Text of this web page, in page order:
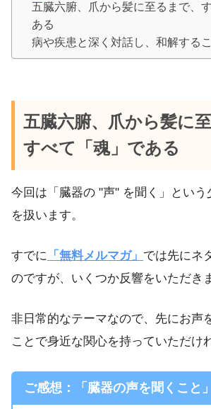
五臓六腑、爪から髪に至るまで、
ある
病や疾患と深く対話し、和解する
五臓六腑、爪から髪に至
すべて「魂」である
今回は「臓器の "声" を聞く」という
を扱います。
すでに 「無料メルマガ」 では先にネ
のですが、いくつか反響をいただき
非日常的なテーマなので、先にお声
ことで身近な関心を持っていただけ
ご感想：「臓器の声を聞くこと